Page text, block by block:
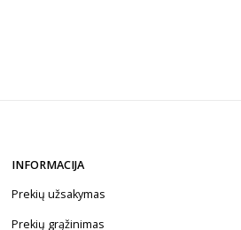
INFORMACIJA
Prekių užsakymas
Prekių grąžinimas